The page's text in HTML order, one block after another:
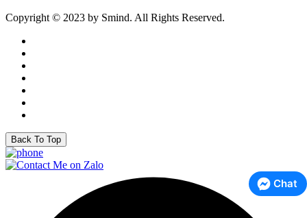
Copyright © 2023 by Smind. All Rights Reserved.
Back To Top
Chat